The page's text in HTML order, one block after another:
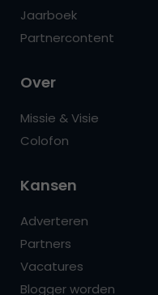
Jaarboek
Partnercontent
Over
Missie & Visie
Colofon
Kansen
Adverteren
Partners
Vacatures
Blogger worden